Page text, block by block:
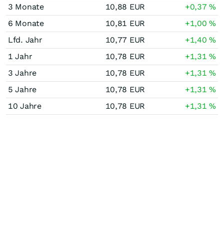
3 Monate
10,88 EUR +0,37%
6 Monate
10,81 EUR +1,00%
Lfd. Jahr
10,77 EUR +1,40%
1 Jahr
10,78 EUR +1,31%
3 Jahre
10,78 EUR +1,31%
5 Jahre
10,78 EUR +1,31%
10 Jahre
10,78 EUR +1,31%